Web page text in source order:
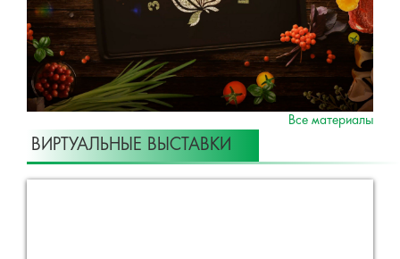
Все материалы
ВИРТУАЛЬНЫЕ ВЫСТАВКИ